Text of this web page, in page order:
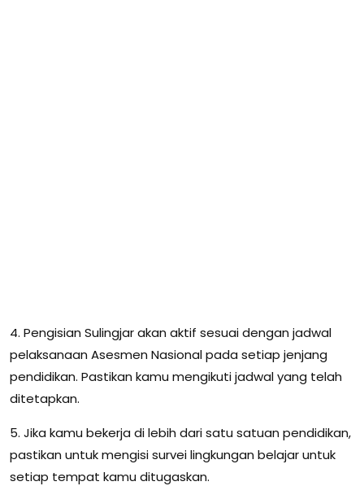
4. Pengisian Sulingjar akan aktif sesuai dengan jadwal
pelaksanaan Asesmen Nasional pada setiap jenjang
pendidikan. Pastikan kamu mengikuti jadwal yang telah
ditetapkan.
5. Jika kamu bekerja di lebih dari satu satuan pendidikan,
pastikan untuk mengisi survei lingkungan belajar untuk
setiap tempat kamu ditugaskan.